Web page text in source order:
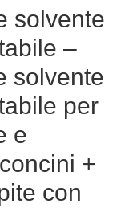
solvente
–
solvente
per
e
+
con